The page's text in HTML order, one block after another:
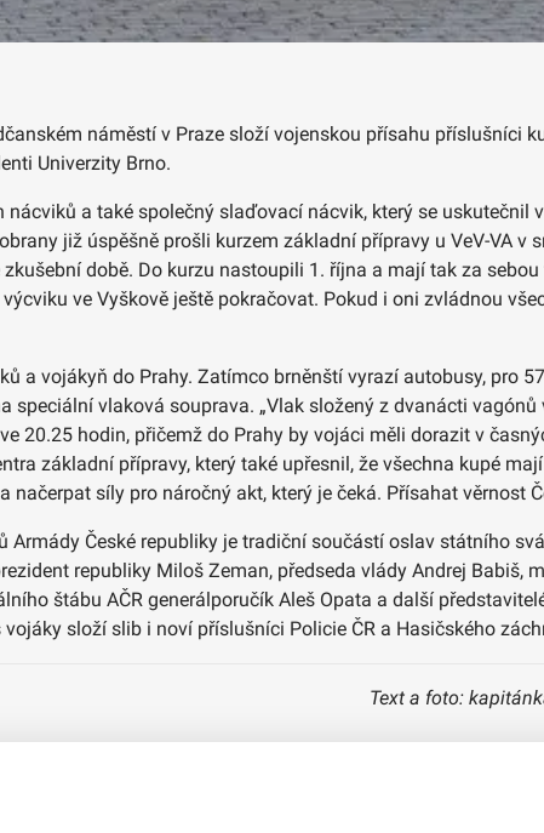
náměstí v Praze složí vojenskou přísahu příslušníci
Univerzity Brno.
a také společný slaďovací nácvik, který se uskutečnil
již úspěšně prošli kurzem základní přípravy u VeV-VA v
době. Do kurzu nastoupili 1. října a mají tak za
ve Vyškově ještě pokračovat. Pokud i oni zvládnou
a vojákyň do Prahy. Zatímco brněnští vyrazí autobusy, pro
speciální vlaková souprava. „Vlak složený z dvanácti
20.25 hodin, přičemž do Prahy by vojáci měli dorazit v
základní přípravy, který také upřesnil, že všechna kupé
síly pro náročný akt, který je čeká. Přísahat věrnost
České republiky je tradiční součástí oslav státního
republiky Miloš Zeman, předseda vlády Andrej Babiš,
štábu AČR generálporučík Aleš Opata a další
složí slib i noví příslušníci Policie ČR a Hasičského
Text a foto: